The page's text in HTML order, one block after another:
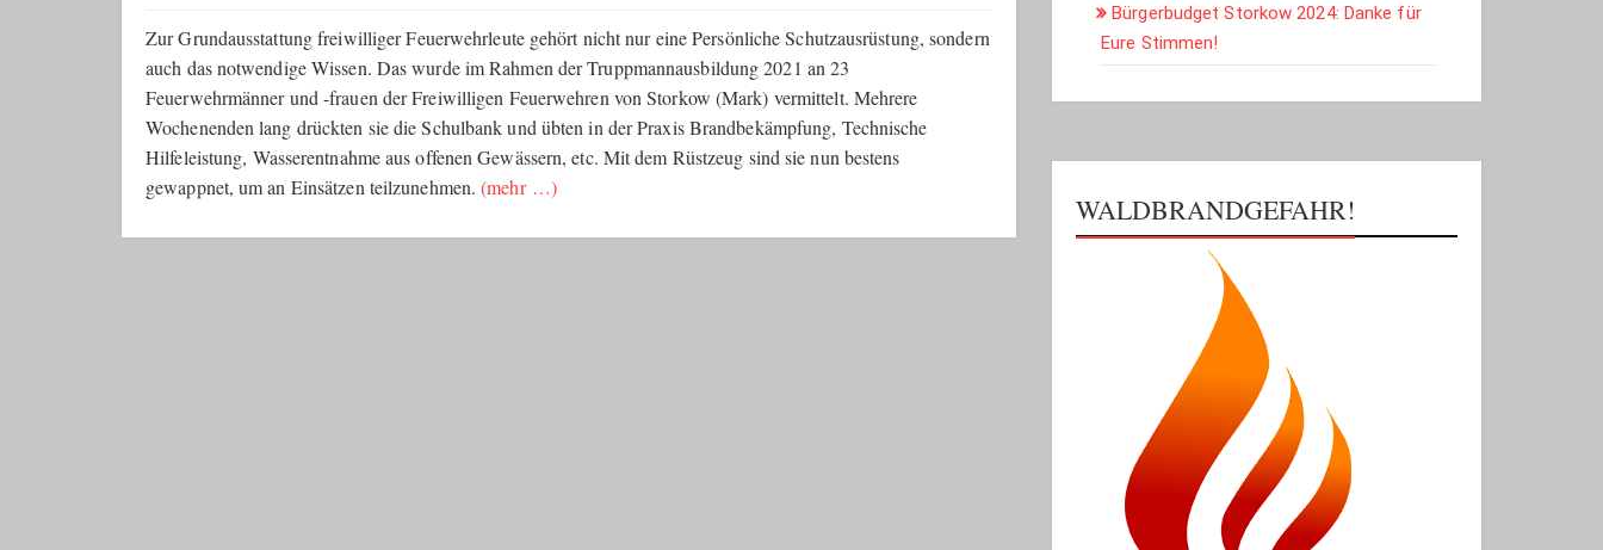
Zur Grundausstattung freiwilliger Feuerwehrleute gehört nicht nur eine Persönliche Schutzausrüstung, sondern
auch das notwendige Wissen. Das wurde im Rahmen der Truppmannausbildung 2021 an 23
Feuerwehrmänner und -frauen der Freiwilligen Feuerwehren von Storkow (Mark) vermittelt. Mehrere
Wochenenden lang drückten sie die Schulbank und übten in der Praxis Brandbekämpfung, Technische
Hilfeleistung, Wasserentnahme aus offenen Gewässern, etc. Mit dem Rüstzeug sind sie nun bestens
gewappnet, um an Einsätzen teilzunehmen.(mehr …)
Bürgerbudget Storkow 2024: Danke für
Eure Stimmen!
WALDBRANDGEFAHR!